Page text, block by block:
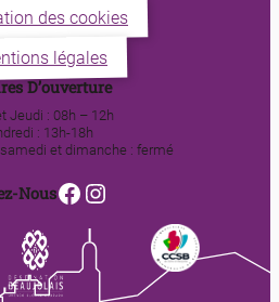
des cookies
légales
D’ouverture
Jeudi : 08h – 12h
: 13h-18h
et dimanche : fermé
NousFacebook
Instagram